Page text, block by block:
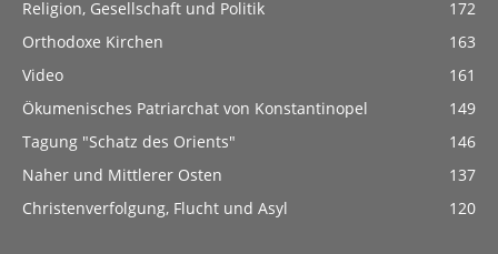
Religion, Gesellschaft und Politik
172
Orthodoxe Kirchen
163
Video
161
Ökumenisches Patriarchat von Konstantinopel
149
Tagung "Schatz des Orients"
146
Naher und Mittlerer Osten
137
Christenverfolgung, Flucht und Asyl
120